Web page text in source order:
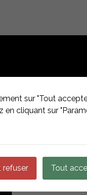
sur "Tout
cliquant sur
refuser Tout